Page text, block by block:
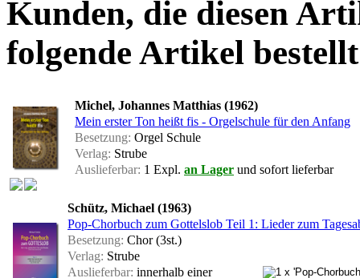
Kunden, die diesen
folgende Artikel
Michel, Johannes Matthias (1962)
Mein erster Ton heißt fis - Orgelschule für den Anfang
Besetzung: Orgel Schule
Verlag: Strube
Auslieferbar: 1 Expl. an Lager und sofort lieferbar
Schütz, Michael (1963)
Pop-Chorbuch zum Gottelslob Teil 1: Lieder zum
Besetzung: Chor (3st.)
Verlag: Strube
Auslieferbar: innerhalb einer